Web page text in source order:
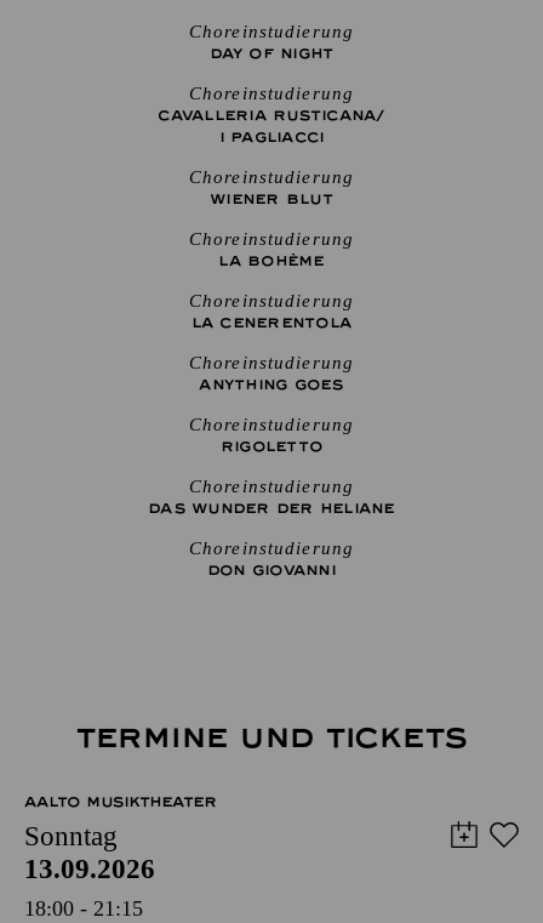
Choreinstudierung
DAY OF NIGHT
Choreinstudierung
CAVALLERIA RUSTICANA/
I PAGLIACCI
Choreinstudierung
WIENER BLUT
Choreinstudierung
LA BOHÈME
Choreinstudierung
LA CENE­RENTOLA
Choreinstudierung
ANYTHING GOES
Choreinstudierung
RIGO­LETTO
Choreinstudierung
DAS WUNDER DER HELIANE
Choreinstudierung
DON GIO­VANNI
TERMINE UND TICKETS
AALTO MUSIKTHEATER
Sonntag
13.09.2026
18:00 - 21:15